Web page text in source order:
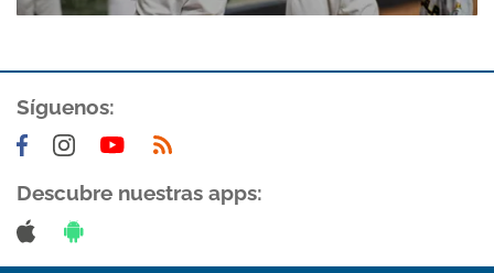
Síguenos:
Descubre nuestras apps: